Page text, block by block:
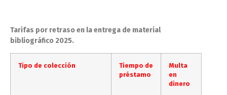
Tarifas por retraso en la entrega de material
bibliográfico 2025.
Tipo de colección
Tiempo de
préstamo
Multa
en
dinero